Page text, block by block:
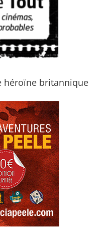
héroïne britannique